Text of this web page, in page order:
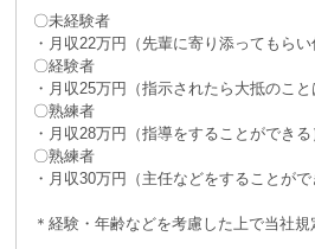
〇未経験者
・月収22万円（先輩に寄り添ってもらい
〇経験者
・月収25万円（指示されたら大抵のこと
〇熟練者
・月収28万円（指導をすることができる
〇熟練者
・月収30万円（主任などをすることがで
＊経験・年齢などを考慮した上で当社規